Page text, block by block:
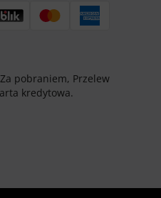
pobraniem, Przelew
kredytowa.